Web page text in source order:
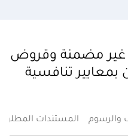
مضمنة وقروض
بمعايير تنافسية
والرسوم المستندات